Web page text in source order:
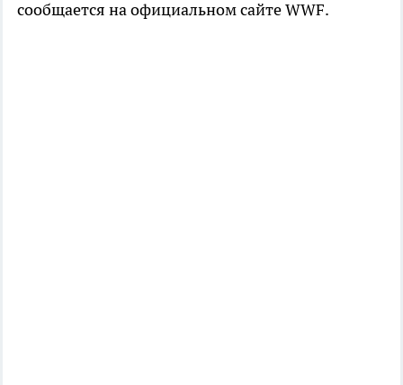
сообщается на официальном сайте WWF.